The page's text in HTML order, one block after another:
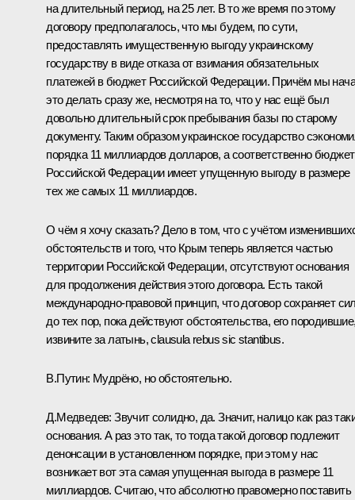
на длительный период, на 25 лет. В то же время по этому
договору предполагалось, что мы будем, по сути,
предоставлять имущественную выгоду украинскому
государству в виде отказа от взимания обязательных
платежей в бюджет Российской Федерации. Причём мы
это делать сразу же, несмотря на то, что у нас ещё был
довольно длительный срок пребывания базы по старому
документу. Таким образом украинское государство
порядка 11 миллиардов долларов, а соответственно бюджет
Российской Федерации имеет упущенную выгоду в размере
тех же самых 11 миллиардов.
О чём я хочу сказать? Дело в том, что с учётом
обстоятельств и того, что Крым теперь является частью
территории Российской Федерации, отсутствуют основания
для продолжения действия этого договора. Есть такой
международно-правовой принцип, что договор сохраняет
до тех пор, пока действуют обстоятельства, его
извините за латынь, clausula rebus sic stantibus.
B.Путин: Мудрёно, но обстоятельно.
Д.Медведев: Звучит солидно, да. Значит, налицо как раз
основания. А раз это так, то тогда такой договор подлежит
денонсации в установленном порядке, при этом у нас
возникает вот эта самая упущенная выгода в размере 11
миллиардов. Считаю, что абсолютно правомерно поставить